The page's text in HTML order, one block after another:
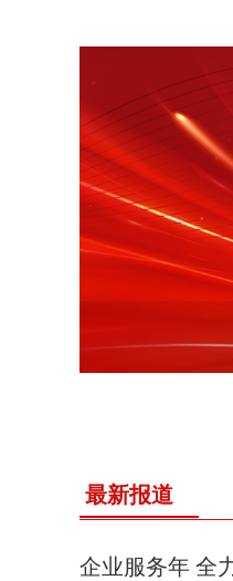
最新报道
企业服务年 全